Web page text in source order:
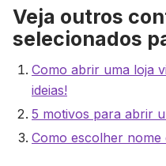
Veja outros
selecionados
Como abrir uma loja
ideias!
5 motivos para abrir
Como escolher nome